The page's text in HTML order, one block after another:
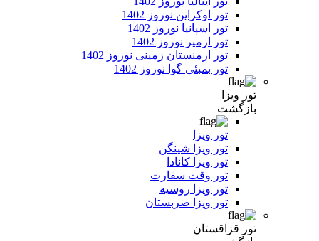
تور اوکراین نوروز 1402
تور اسپانیا نوروز 1402
تور ازمیر نوروز 1402
تور ارمنستان زمینی نوروز 1402
تور بمبئی گوا نوروز 1402
تور ویزا
بازگشت
تور ویزا
تور ویزا شینگن
تور ویزا کانادا
تور وقت سفارت
تور ویزا روسیه
تور ویزا صربستان
تور قزاقستان